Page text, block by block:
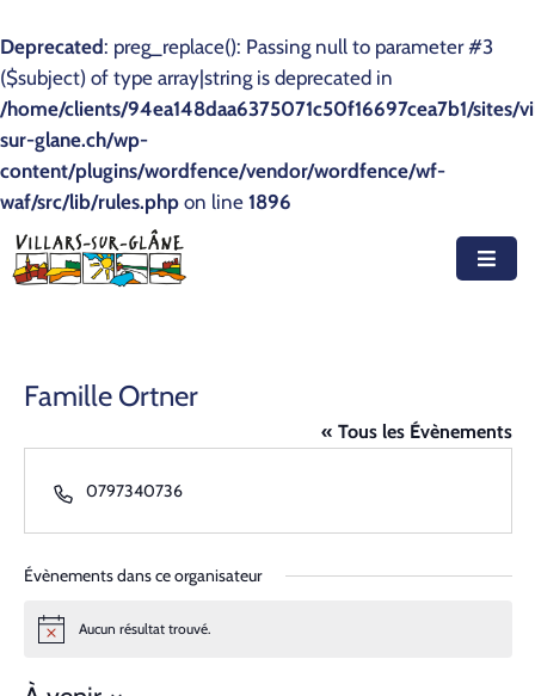
Deprecated: preg_replace(): Passing null to parameter #3
($subject) of type array|string is deprecated in
/home/clients/94ea148daa6375071c50f16697cea7b1/sites/
sur-glane.ch/wp-
content/plugins/wordfence/vendor/wordfence/wf-
waf/src/lib/rules.php on line 1896
Accueil
Actualités
Agenda
Autorités
Famille Ortner
« Tous les Évènements
Téléphone
0797340736
Évènements dans ce organisateur
Notice Aucun résultat trouvé.